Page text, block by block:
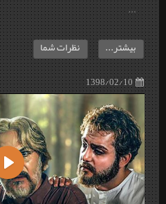
...
1398/02/10
بیشتر... نظرات شما
Play